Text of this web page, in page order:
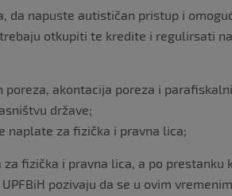
da napuste autističan pristup i
otkupiti te kredite i regulirsati
akontacija poreza i
države;
naplate za fizička i pravna lica;
fizička i pravna lica, a po prestanku
pozivaju da se u ovim